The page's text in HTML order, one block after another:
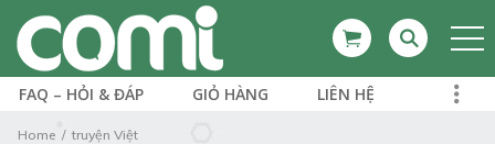
FAQ – HỎI & ĐÁP GIỎ HÀNG LIÊN HỆ
Home truyện Việt